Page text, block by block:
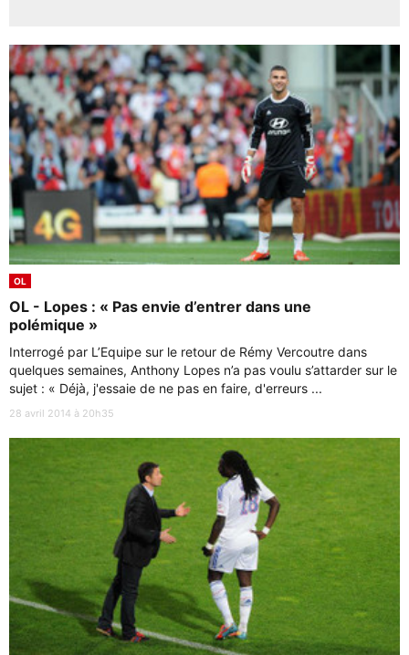
OL
OL - Lopes : « Pas envie d’entrer dans une
polémique »
Interrogé par L’Equipe sur le retour de Rémy Vercoutre dans
quelques semaines, Anthony Lopes n’a pas voulu s’attarder sur le
sujet : « Déjà, j'essaie de ne pas en faire, d'erreurs ...
28 avril 2014 à 20h35